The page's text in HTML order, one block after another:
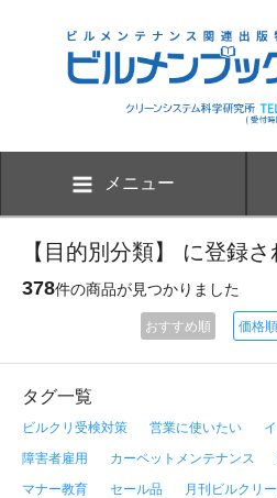
メニュー
【目的別分類】 に登録
378件の商品が見つかりました
おすすめ順 価格順
タグ一覧
ビルクリ受検対策 営業に使いたい
障害者雇用
カーペットメンテナンス
マナー教育
セール品
月刊ビルクリ